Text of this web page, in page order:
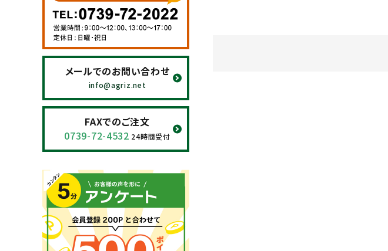
農業資材
作業用品
補修部品
メールでのお問い合わせ
info@agriz.net
FAXでのご注文
0739-72-4532 24時間受付